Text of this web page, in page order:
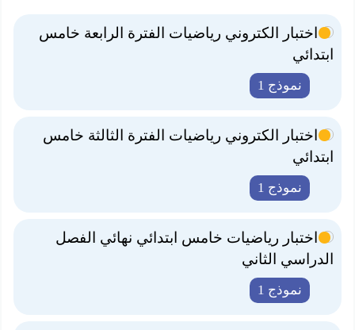
اختبار الكتروني رياضيات الفترة الرابعة خامس
ابتدائي
نموذج 1
اختبار الكتروني رياضيات الفترة الثالثة خامس
ابتدائي
نموذج 1
اختبار رياضيات خامس ابتدائي نهائي الفصل
الدراسي الثاني
نموذج 1